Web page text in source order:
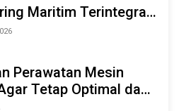
Maritim Terintegrasi
AI & IoT di Indonesia
Perawatan Mesin
Tetap Optimal dan